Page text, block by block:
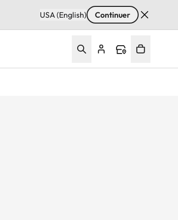
USA (English) Continuer